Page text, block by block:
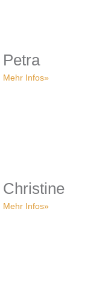
Petra
Mehr Infos»
Christine
Mehr Infos»